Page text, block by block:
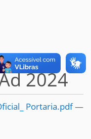
2024
Portaria.pdf—